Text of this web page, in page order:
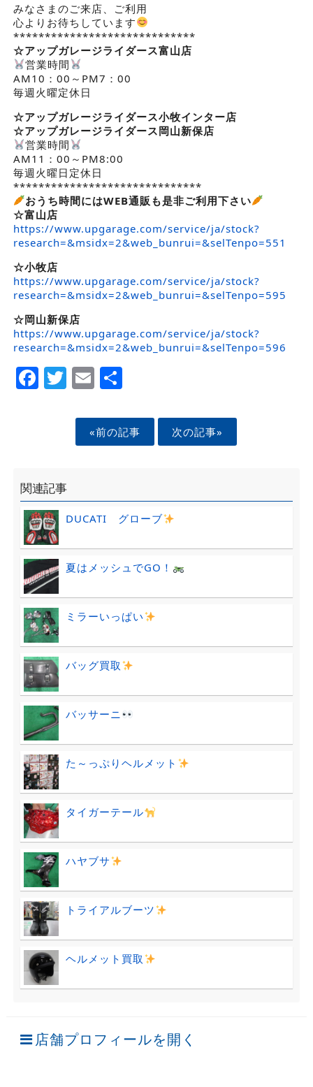
みなさまのご来店、ご利用
心よりお待ちしています
*****************************
☆アップガレージライダース富山店
営業時間
AM10：00～PM7：00
毎週火曜定休日
☆アップガレージライダース小牧インター店
☆アップガレージライダース岡山新保店
営業時間
AM11：00～PM8:00
毎週火曜日定休日
******************************
おうち時間にはWEB通販も是非ご利用下さい
☆富山店
https://www.upgarage.com/service/ja/stock?
research=&msidx=2&web_bunrui=&selTenpo=551
☆小牧店
https://www.upgarage.com/service/ja/stock?
research=&msidx=2&web_bunrui=&selTenpo=595
☆岡山新保店
https://www.upgarage.com/service/ja/stock?
research=&msidx=2&web_bunrui=&selTenpo=596
Facebook
Twitter
EmailShare
«前の記事 次の記事»
関連記事
DUCATI グローブ
夏はメッシュでGO！
ミラーいっぱい
バッグ買取
バッサーニ
た～っぷりヘルメット
タイガーテール
ハヤブサ
トライアルブーツ
ヘルメット買取
店舗プロフィールを開く